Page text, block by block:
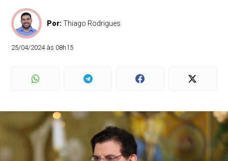
Por:Thiago Rodrigues
25/04/2024 às 08h15